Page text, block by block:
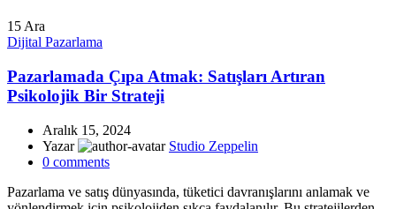
15 Ara
Dijital Pazarlama
Pazarlamada Çıpa Atmak: Satışları Artıran
Psikolojik Bir Strateji
Aralık 15, 2024
Yazar
Studio Zeppelin
0 comments
Pazarlama ve satış dünyasında, tüketici davranışlarını anlamak ve